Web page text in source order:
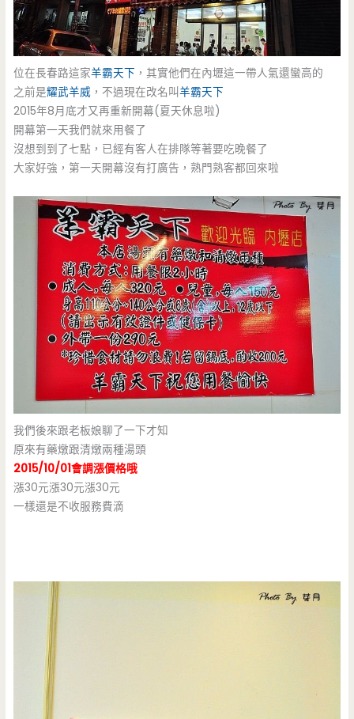
位在長春路這家羊霸天下 ，其實他們在內壢這一帶人氣還蠻高的
之前是耀武羊威 ，不過現在改名叫羊霸天下
2015年8月底才又再重新開幕(夏天休息啦)
開幕第一天我們就來用餐了
沒想到到了七點，已經有客人在排隊等著要吃晚餐了
大家好強，第一天開幕沒有打廣告，熟門熟客都回來啦
我們後來跟老板娘聊了一下才知
原來有藥燉跟清燉兩種湯頭
2015/10/01會調漲價格哦
漲30元漲30元漲30元
一樣還是不收服務費滴